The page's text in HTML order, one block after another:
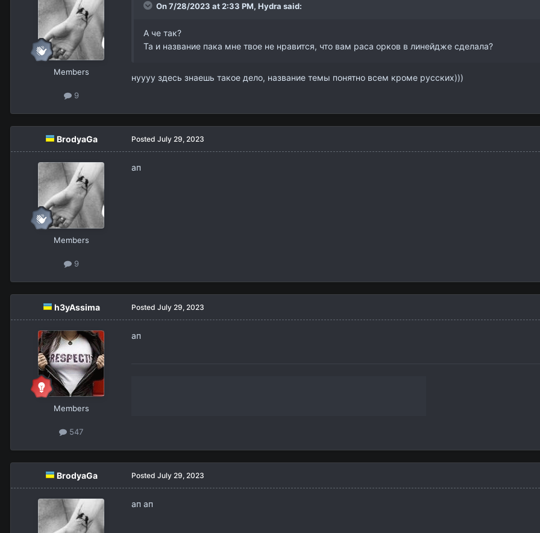
Members
9
On 7/28/2023 at 2:33 PM, Hydra said:
А че так?
Та и название пака мне твое не нравится, что вам раса орков в линейдже сделала?
нуууу здесь знаешь такое дело, название темы понятно всем кроме русских)))
BrodyaGa
Members
9
Posted July 29, 2023
ап
h3yAssima
Members
547
Posted July 29, 2023
ап
BrodyaGa Posted July 29, 2023
ап ап